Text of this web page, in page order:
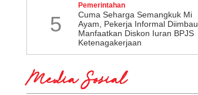
5
Pemerintahan
Cuma Seharga Semangkuk Mi
Ayam, Pekerja Informal Diimbau
Manfaatkan Diskon Iuran BPJS
Ketenagakerjaan
Media Sosial